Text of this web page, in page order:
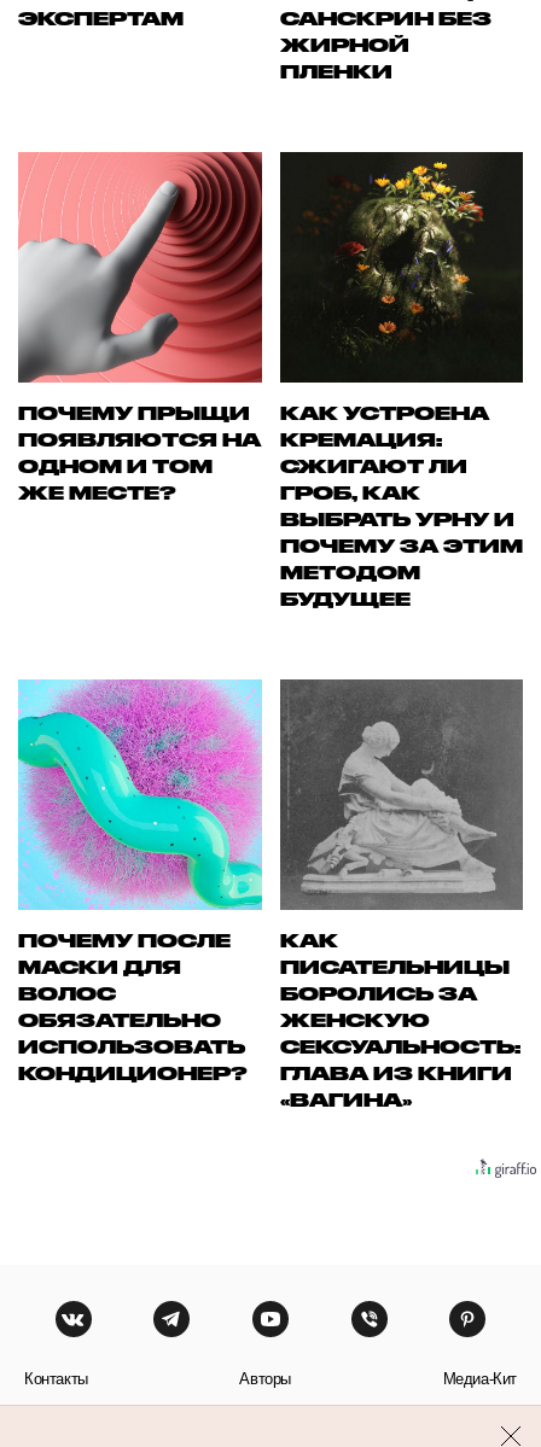
ЭКСПЕРТАМ
САНСКРИН БЕЗ
ЖИРНОЙ
ПЛЕНКИ
ПОЧЕМУ ПРЫЩИ
ПОЯВЛЯЮТСЯ НА
ОДНОМ И ТОМ
ЖЕ МЕСТЕ?
КАК УСТРОЕНА
КРЕМАЦИЯ:
СЖИГАЮТ ЛИ
ГРОБ, КАК
ВЫБРАТЬ УРНУ И
ПОЧЕМУ ЗА ЭТИМ
МЕТОДОМ
БУДУЩЕЕ
ПОЧЕМУ ПОСЛЕ
МАСКИ ДЛЯ
ВОЛОС
ОБЯЗАТЕЛЬНО
ИСПОЛЬЗОВАТЬ
КОНДИЦИОНЕР?
КАК
ПИСАТЕЛЬНИЦЫ
БОРОЛИСЬ ЗА
ЖЕНСКУЮ
СЕКСУАЛЬНОСТЬ:
ГЛАВА ИЗ КНИГИ
«ВАГИНА»
Контакты Авторы Медиа-Кит